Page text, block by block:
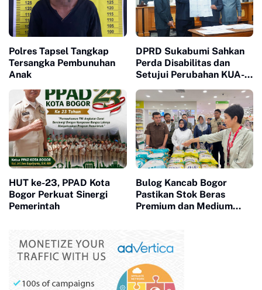
Polres Tapsel Tangkap
Tersangka Pembunuhan
Anak
DPRD Sukabumi Sahkan
Perda Disabilitas dan
Setujui Perubahan KUA-
HUT ke-23, PPAD Kota
Bogor Perkuat Sinergi
Pemerintah
Bulog Kancab Bogor
Pastikan Stok Beras
Premium dan Medium